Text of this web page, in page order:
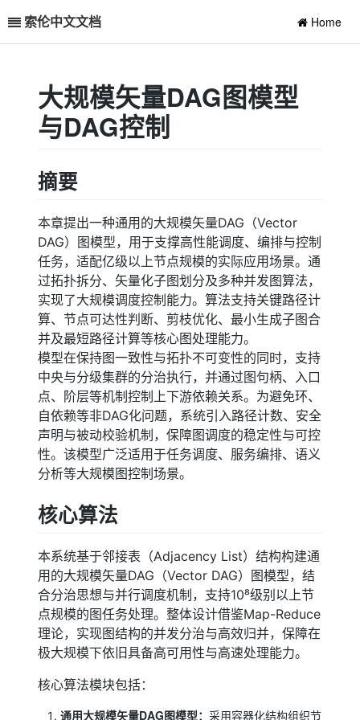
索伦中文文档 Home
大规模矢量DAG图模型
与DAG控制
摘要
本章提出一种通用的大规模矢量DAG（Vector
DAG）图模型，用于支撑高性能调度、编排与控制
任务，适配亿级以上节点规模的实际应用场景。通
过拓扑拆分、矢量化子图划分及多种并发图算法，
实现了大规模调度控制能力。算法支持关键路径计
算、节点可达性判断、剪枝优化、最小生成子图合
并及最短路径计算等核心图处理能力。
模型在保持图一致性与拓扑不可变性的同时，支持
中央与分级集群的分治执行，并通过图句柄、入口
点、阶层等机制控制上下游依赖关系。为避免环、
自依赖等非DAG化问题，系统引入路径计数、安全
声明与被动校验机制，保障图调度的稳定性与可控
性。该模型广泛适用于任务调度、服务编排、语义
分析等大规模图控制场景。
核心算法
本系统基于邻接表（Adjacency List）结构构建通
用的大规模矢量DAG（Vector DAG）图模型，结
合分治思想与并行调度机制，支持10⁸级别以上节
点规模的图任务处理。整体设计借鉴Map-Reduce
理论，实现图结构的并发分治与高效归并，保障在
极大规模下依旧具备高可用性与高速处理能力。
核心算法模块包括：
通用大规模矢量DAG图模型：采用容器化结构组织节